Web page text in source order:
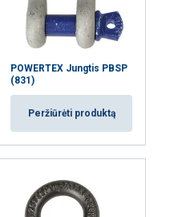
POWERTEX Jungtis PBSP
(831)
Peržiūrėti produktą